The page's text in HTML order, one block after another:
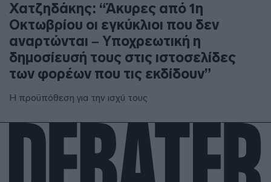
Χατζηδάκης: “Άκυρες από 1η
Οκτωβρίου οι εγκύκλιοι που δεν
αναρτώνται – Υποχρεωτική η
δημοσίευσή τους στις ιστοσελίδες
των φορέων που τις εκδίδουν”
Η προϋπόθεση για την ισχύ τους